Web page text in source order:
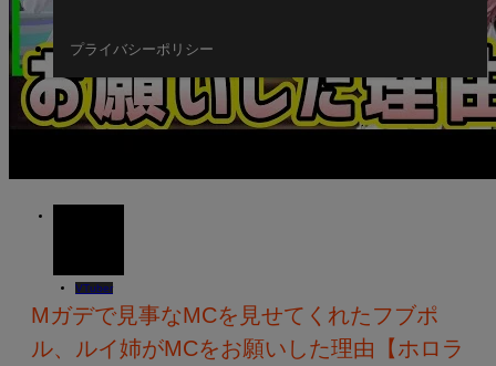
プライバシーポリシー
VTuber
Mガデで見事なMCを見せてくれたフブポ
ル、ルイ姉がMCをお願いした理由【ホロラ